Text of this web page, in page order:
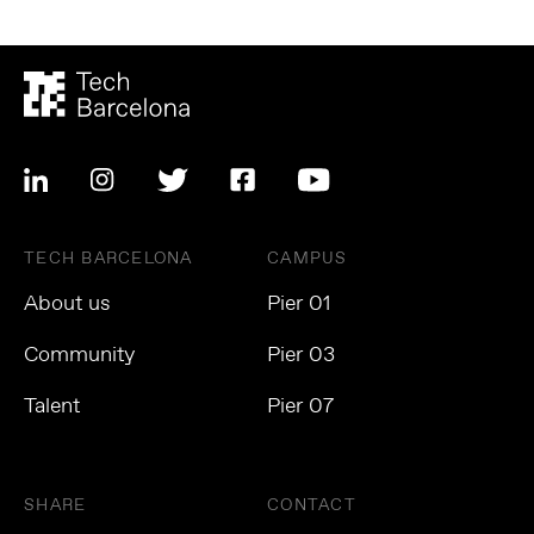
TECH BARCELONA
About us
Community
Talent
CAMPUS
Pier 01
Pier 03
Pier 07
SHARE CONTACT